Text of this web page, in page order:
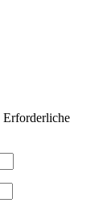
Erforderliche